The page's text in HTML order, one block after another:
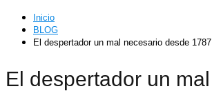
Inicio
BLOG
El despertador un mal necesario desde 1787
El despertador un mal